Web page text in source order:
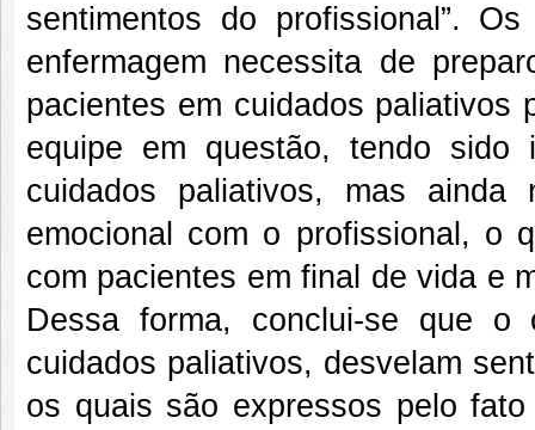
sentimentos do profissional”.
enfermagem necessita de
pacientes em cuidados paliativos
equipe em questão, tendo
cuidados paliativos, mas ainda
emocional com o profissional, o
com pacientes em final de vida e
Dessa forma, conclui-se que o
cuidados paliativos, desvelam
os quais são expressos pelo